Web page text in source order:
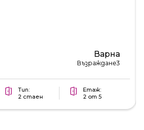
Варна
Възраждане3
Тип:
2 стаен
Етаж:
2 от 5